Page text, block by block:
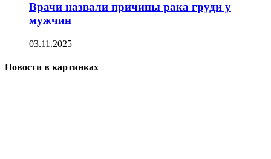
Врачи назвали причины рака груди у
мужчин
03.11.2025
Новости в картинках